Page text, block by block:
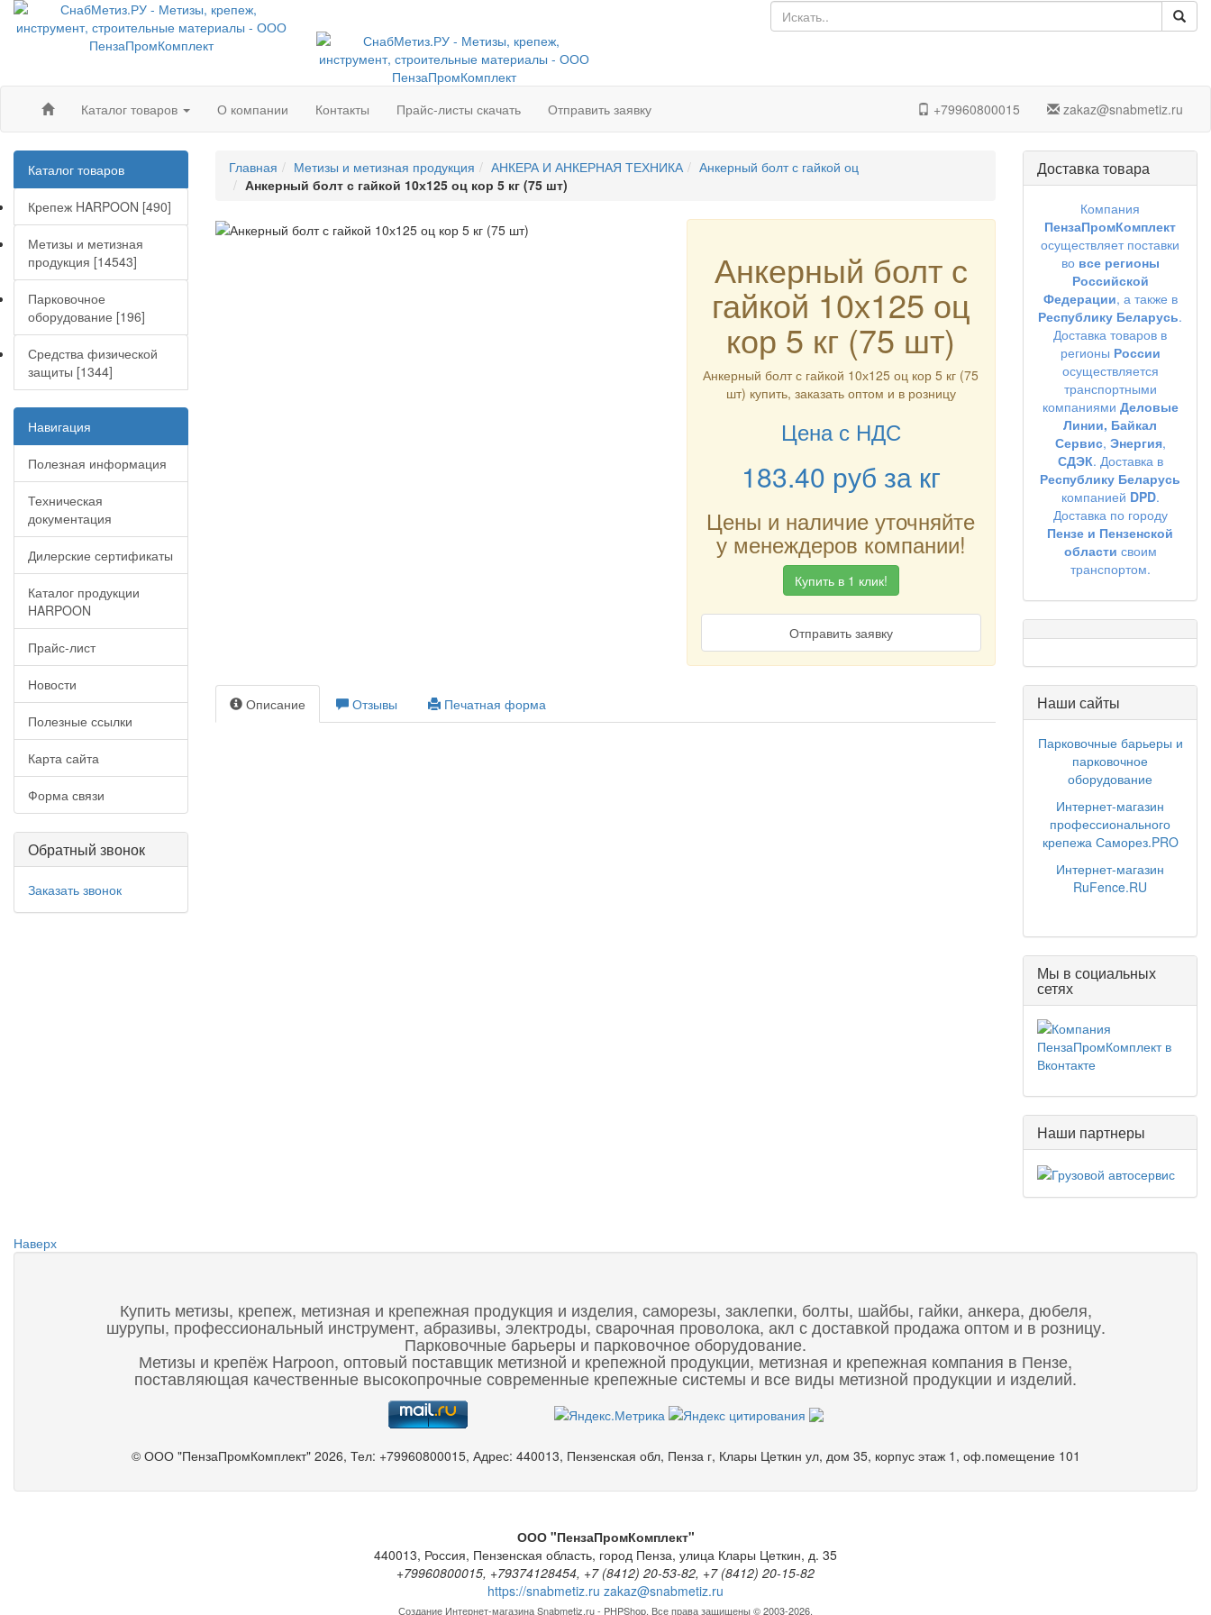
Каталог товаров О компании Контакты Прайс-листы скачать Отправить заявку +79960800015 zakaz@snabmetiz.ru
Каталог товаров
Крепеж HARPOON [490]
Метизы и метизная
продукция [14543]
Парковочное
оборудование [196]
Средства физической
защиты [1344]
Навигация
Полезная информация
Техническая
документация
Дилерские сертификаты
Каталог продукции
HARPOON
Прайс-лист
Новости
Полезные ссылки
Карта сайта
Форма связи
Обратный звонок
Заказать звонок
Главная Метизы и метизная продукция АНКЕРА И АНКЕРНАЯ ТЕХНИКА
Анкерный болт с гайкой оц
Анкерный болт с гайкой 10х125 оц кор 5 кг (75 шт)
Анкерный болт с
гайкой 10х125 оц
кор 5 кг (75 шт)
Анкерный болт с гайкой 10х125 оц кор 5 кг (75
шт) купить, заказать оптом и в розницу
Цена с НДС
183.40 руб за кг
Цены и наличие уточняйте
у менеждеров компании!
Купить в 1 клик!
Отправить заявку
Описание Отзывы Печатная форма
Доставка товара
Компания
ПензаПромКомплект
осуществляет поставки
во все регионы
Российской
Федерации, а также в
Республику Беларусь.
Доставка товаров в
регионы России
осуществляется
транспортными
компаниями Деловые
Линии, Байкал
Сервис, Энергия,
СДЭК. Доставка в
Республику Беларусь
компанией DPD.
Доставка по городу
Пензе и Пензенской
области своим
транспортом.
Наши сайты
Парковочные барьеры и
парковочное
оборудование
Интернет-магазин
профессионального
крепежа Саморез.PRO
Интернет-магазин
RuFence.RU
Мы в социальных
сетях
Наши партнеры
Наверх
Купить метизы, крепеж, метизная и крепежная продукция и изделия, саморезы, заклепки, болты, шайбы, гайки, анкера, дюбеля,
шурупы, профессиональный инструмент, абразивы, электроды, сварочная проволока, акл с доставкой продажа оптом и в розницу.
Парковочные барьеры и парковочное оборудование.
Метизы и крепёж Harpoon, оптовый поставщик метизной и крепежной продукции, метизная и крепежная компания в Пензе,
поставляющая качественные высокопрочные современные крепежные системы и все виды метизной продукции и изделий.
© ООО "ПензаПромКомплект"2026, Тел: +79960800015, Адрес: 440013, Пензенская обл, Пенза г, Клары Цеткин ул, дом 35, корпус этаж 1, оф.помещение 101
ООО "ПензаПромКомплект"
440013, Россия, Пензенская область, город Пенза, улица Клары Цеткин, д. 35
+79960800015, +79374128454, +7 (8412) 20-53-82, +7 (8412) 20-15-82
https://snabmetiz.ru zakaz@snabmetiz.ru
Создание Интернет-магазинаSnabmetiz.ru - PHPShop. Все права защищены © 2003-2026.